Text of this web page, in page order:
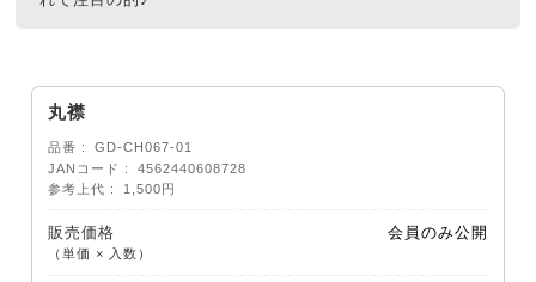
丸襟
品番
GD-CH067-01
JANコード
4562440608728
参考上代
1,500円
販売価格
（単価 × 入数）
会員のみ公開